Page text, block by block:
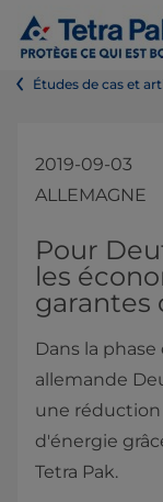
Études de cas et
2019-09-03
ALLEMAGNE
Pour
les
garantes
Dans la
allemande
une réduction
d'énergie
Tetra Pak.